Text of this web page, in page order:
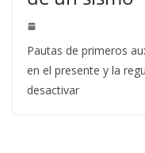
Pautas de primeros
en el presente y la
desactivar